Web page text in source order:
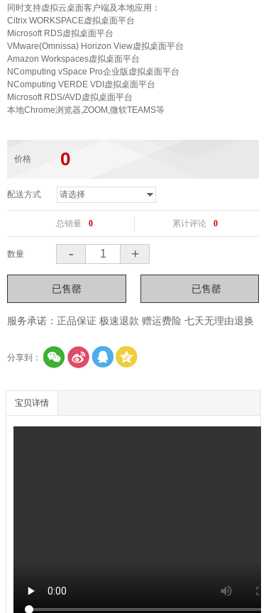
同时支持虚拟云桌面客户端及本地应用：
Citrix WORKSPACE虚拟桌面平台
Microsoft RDS虚拟桌面平台
VMware(Omnissa) Horizon View虚拟桌面平台
Amazon Workspaces虚拟桌面平台
NComputing vSpace Pro企业版虚拟桌面平台
NComputing VERDE VDI虚拟桌面平台
Microsoft RDS/AVD虚拟桌面平台
本地Chrome浏览器,ZOOM,微软TEAMS等
价格 0
配送方式
总销量 0 累计评论 0
数量 - +
服务承诺：正品保证 极速退款 赠运费险 七天无理由退换
分享到：
宝贝详情